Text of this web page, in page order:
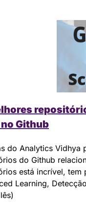
Github
do Analytics Vidhya
do Github
está incrível,
Learning,